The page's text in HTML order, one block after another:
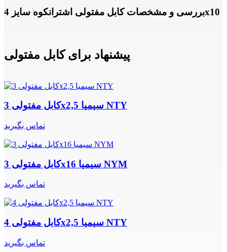
بررسی و مشخصات کابل مفتولی اشترانکوه سایز 4x10
پیشنهاد برای کابل مفتولی
کابل مفتولی 3x2,5 سیمیا NTY
تماس بگیرید
کابل مفتولی 3x16 سیمیا NYM
تماس بگیرید
کابل مفتولی 4x2,5 سیمیا NTY
تماس بگیرید